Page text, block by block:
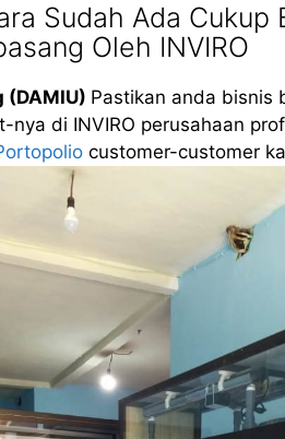
Sudah Ada
Oleh INVIRO
(DAMIU) Pastikan anda bisnis
nya di INVIRO perusahaan
customer-customer